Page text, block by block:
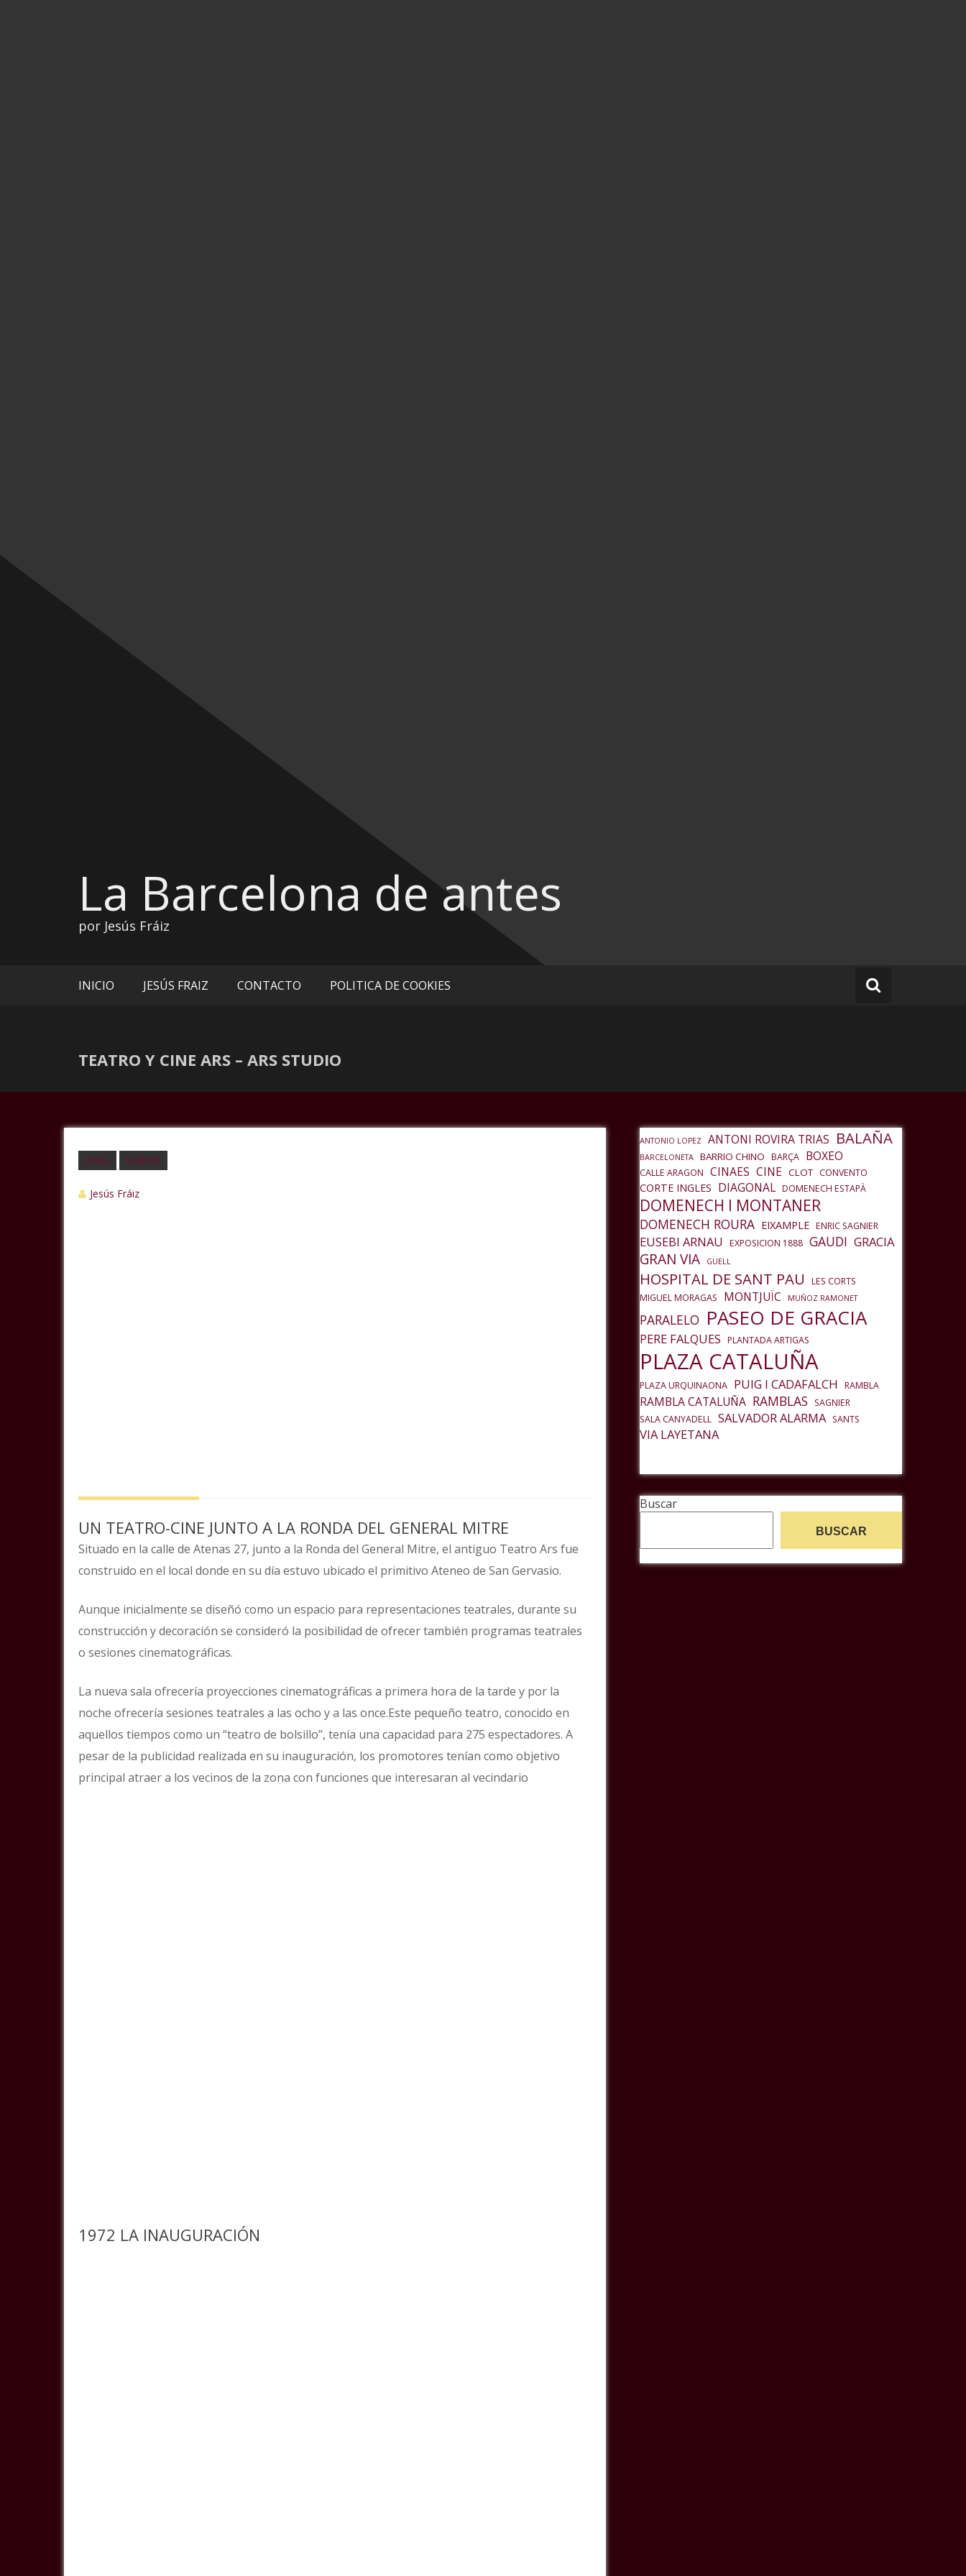
La Barcelona de antes
por Jesús Fráiz
INICIO JESÚS FRAIZ CONTACTO POLITICA DE COOKIES
TEATRO Y CINE ARS – ARS STUDIO
cines teatros
Jesús Fráiz
UN TEATRO-CINE JUNTO A LA RONDA DEL GENERAL MITRE
Situado en la calle de Atenas 27, junto a la Ronda del General Mitre, el antiguo Teatro Ars fue
construido en el local donde en su día estuvo ubicado el primitivo Ateneo de San Gervasio.
Aunque inicialmente se diseñó como un espacio para representaciones teatrales, durante su
construcción y decoración se consideró la posibilidad de ofrecer también programas teatrales
o sesiones cinematográficas.
La nueva sala ofrecería proyecciones cinematográficas a primera hora de la tarde y por la
noche ofrecería sesiones teatrales a las ocho y a las once.Este pequeño teatro, conocido en
aquellos tiempos como un “teatro de bolsillo”, tenía una capacidad para 275 espectadores. A
pesar de la publicidad realizada en su inauguración, los promotores tenían como objetivo
principal atraer a los vecinos de la zona con funciones que interesaran al vecindario
1972 LA INAUGURACIÓN
ANTONIO LOPEZ ANTONI ROVIRA TRIAS BALAÑA
BARCELONETA BARRIO CHINO BARÇA BOXEO
CALLE ARAGON CINAES CINE CLOT CONVENTO
CORTE INGLES DIAGONAL DOMENECH ESTAPÀ
DOMENECH I MONTANER
DOMENECH ROURA EIXAMPLE ENRIC SAGNIER
EUSEBI ARNAU EXPOSICION 1888 GAUDI GRACIA
GRAN VIA GUELL
HOSPITAL DE SANT PAU
LES CORTS
MIGUEL MORAGAS
MONTJUÏC MUÑOZ RAMONET
PARALELO PASEO DE GRACIA
PERE FALQUES PLANTADA ARTIGAS
PLAZA CATALUÑA
PLAZA URQUINAONA PUIG I CADAFALCH RAMBLA
RAMBLA CATALUÑA RAMBLAS
SAGNIER
SALA CANYADELL SALVADOR ALARMA SANTS
VIA LAYETANA
Buscar
BUSCAR